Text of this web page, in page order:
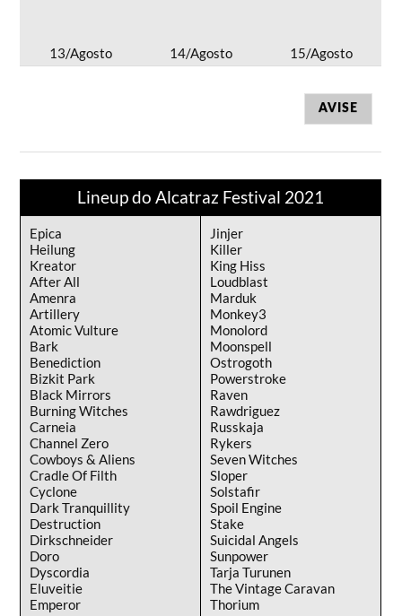
13/Agosto 14/Agosto 15/Agosto
AVISE
Lineup do Alcatraz Festival 2021
Epica
Heilung
Kreator
After All
Amenra
Artillery
Atomic Vulture
Bark
Benediction
Bizkit Park
Black Mirrors
Burning Witches
Carneia
Channel Zero
Cowboys & Aliens
Cradle Of Filth
Cyclone
Dark Tranquillity
Destruction
Dirkschneider
Doro
Dyscordia
Eluveitie
Emperor
Jinjer
Killer
King Hiss
Loudblast
Marduk
Monkey3
Monolord
Moonspell
Ostrogoth
Powerstroke
Raven
Rawdriguez
Russkaja
Rykers
Seven Witches
Sloper
Solstafir
Spoil Engine
Stake
Suicidal Angels
Sunpower
Tarja Turunen
The Vintage Caravan
Thorium